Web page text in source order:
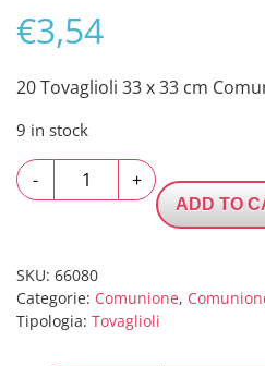
€3,54
20 Tovaglioli 33 x 33 cm
9 in stock
-
Tovaglioli
33
cm
Comunione
+
ADD TO
SKU: 66080
Categorie: Comunione,
Tipologia: Tovaglioli